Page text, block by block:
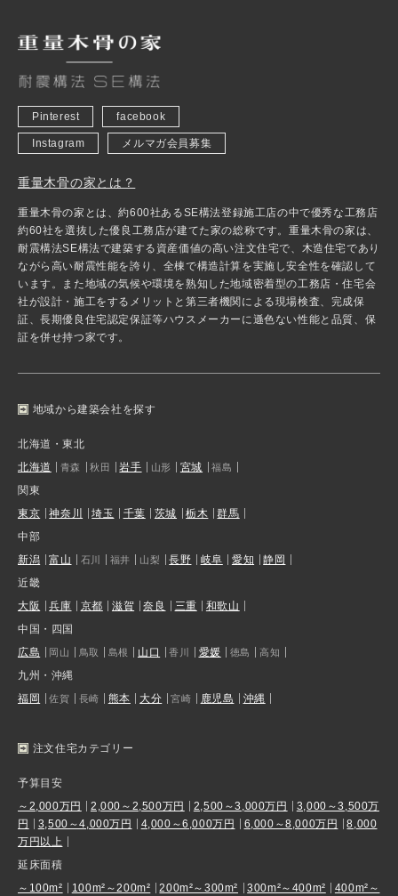
Pinterest facebook
Instagram メルマガ会員募集
重量木骨の家とは？
重量木骨の家とは、約600社あるSE構法登録施工店の中で優秀な工務店
約60社を選抜した優良工務店が建てた家の総称です。重量木骨の家は、
耐震構法SE構法で建築する資産価値の高い注文住宅で、木造住宅であり
ながら高い耐震性能を誇り、全棟で構造計算を実施し安全性を確認して
います。また地域の気候や環境を熟知した地域密着型の工務店・住宅会
社が設計・施工をするメリットと第三者機関による現場検査、完成保
証、長期優良住宅認定保証等ハウスメーカーに遜色ない性能と品質、保
証を併せ持つ家です。
地域から建築会社を探す
北海道・東北
北海道
青森 秋田 岩手 山形 宮城 福島
関東
東京
神奈川 埼玉 千葉 茨城 栃木
群馬
中部
新潟
富山 石川 福井 山梨 長野 岐阜 愛知
静岡
近畿
大阪
兵庫 京都 滋賀 奈良 三重
和歌山
中国・四国
広島
岡山 鳥取 島根 山口 香川 愛媛 徳島 高知
九州・沖縄
福岡
佐賀 長崎 熊本 大分 宮崎 鹿児島 沖縄
注文住宅カテゴリー
予算目安
～2,000万円
2,000～2,500万円 2,500～3,000万円
3,000～3,500万
円
3,500～4,000万円 4,000～6,000万円 6,000～8,000万円
8,000
万円以上
延床面積
～100m²
100m²～200m² 200m²～300m² 300m²～400m²
400m²～